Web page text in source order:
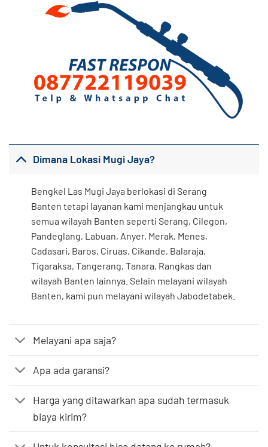
Dimana Lokasi Mugi Jaya?
Bengkel Las Mugi Jaya berlokasi di Serang
Banten tetapi layanan kami menjangkau untuk
semua wilayah Banten seperti Serang, Cilegon,
Pandeglang, Labuan, Anyer, Merak, Menes,
Cadasari, Baros, Ciruas, Cikande, Balaraja,
Tigaraksa, Tangerang, Tanara, Rangkas dan
wilayah Banten lainnya. Selain melayani wilayah
Banten, kami pun melayani wilayah Jabodetabek.
Melayani apa saja?
Apa ada garansi?
Harga yang ditawarkan apa sudah termasuk
biaya kirim?